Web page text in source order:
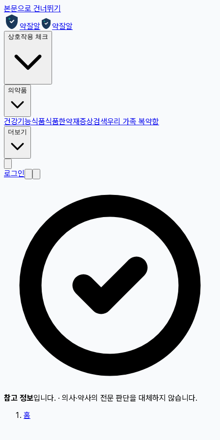
본문으로 건너뛰기
약잘알
약잘알
상호작용 체크
의약품
건강기능식품식품한약재증상검색우리 가족 복약함
더보기
로그인
참고 정보입니다. · 의사·약사의 전문 판단을 대체하지 않습니다.
홈